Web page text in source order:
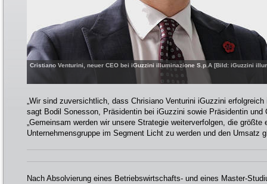
Cristiano Venturini, neuer CEO bei iGuzzini illuminazione S.p.A [Bild: iGuzzini
„Wir sind zuversichtlich, dass Chrisiano Venturini iGuzzini erfolgreich
sagt Bodil Sonesson, Präsidentin bei iGuzzini sowie Präsidentin und
„Gemeinsam werden wir unsere Strategie weiterverfolgen, die größte
Unternehmensgruppe im Segment Licht zu werden und den Umsatz
Nach Absolvierung eines Betriebswirtschafts- und eines Master-